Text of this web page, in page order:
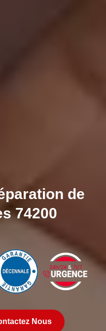
de
74200
Nous